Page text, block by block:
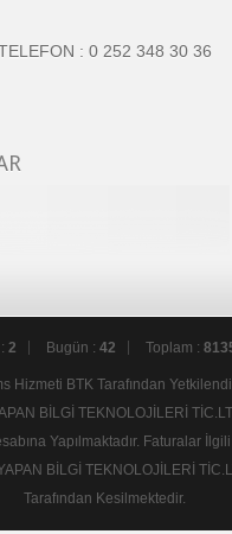
: 0 252 348 30 36
2 Bugün : 42 Toplam :
Hizmeti BTK Tarafından
BİLGİ TEKNOLOJİLERİ
Yapılmaktadır. Faturalar
BİLGİ TEKNOLOJİLERİ
Tarafından Kesilmektedir.